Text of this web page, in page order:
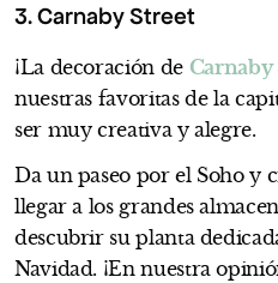
3. Carnaby Street
¡La decoración de Carnaby
nuestras favoritas de la
ser muy creativa y alegre.
Da un paseo por el Soho y
llegar a los grandes
descubrir su planta
Navidad. ¡En nuestra